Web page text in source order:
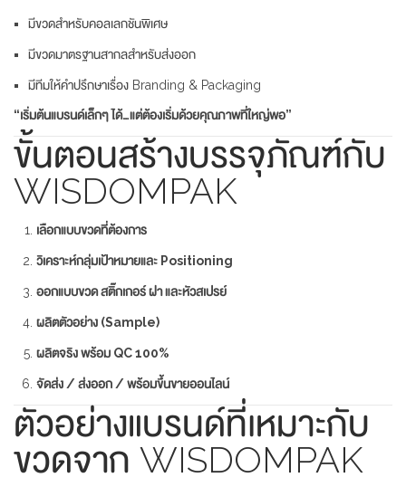
มีขวดสำหรับคอลเลกชันพิเศษ
มีขวดมาตรฐานสากลสำหรับส่งออก
มีทีมให้คำปรึกษาเรื่อง Branding & Packaging
“เริ่มต้นแบรนด์เล็กๆ ได้…แต่ต้องเริ่มด้วยคุณภาพที่ใหญ่พอ”
ขั้นตอนสร้างบรรจุภัณฑ์กับ
WISDOMPAK
เลือกแบบขวดที่ต้องการ
วิเคราะห์กลุ่มเป้าหมายและ Positioning
ออกแบบขวด สติ๊กเกอร์ ฝา และหัวสเปรย์
ผลิตตัวอย่าง (Sample)
ผลิตจริง พร้อม QC 100%
จัดส่ง / ส่งออก / พร้อมขึ้นขายออนไลน์
ตัวอย่างแบรนด์ที่เหมาะกับ
ขวดจาก WISDOMPAK